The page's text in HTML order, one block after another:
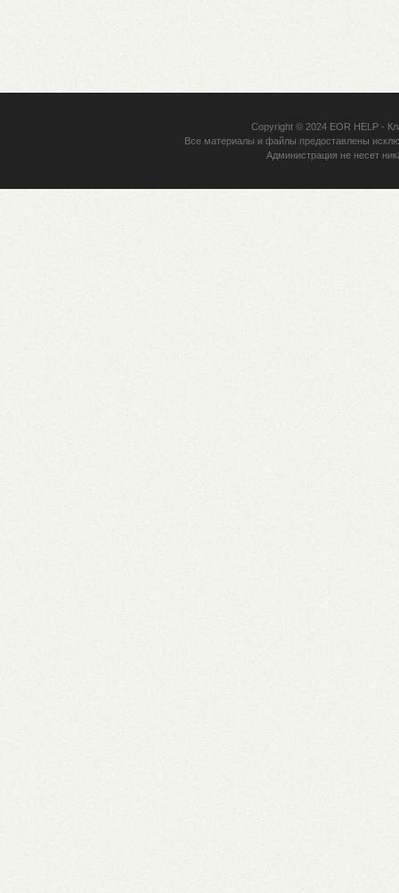
Copyright © 2024 EOR HELP-
Все материалы и файлы предоставлены
Администрация не несет